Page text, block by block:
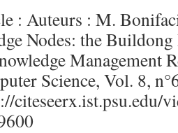
: Auteurs : M.
Nodes: the
Management
Science, Vol. 8,
citeseerx.ist.psu.edu/